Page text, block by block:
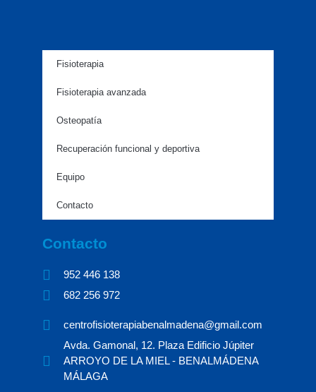
Fisioterapia
Fisioterapia avanzada
Osteopatía
Recuperación funcional y deportiva
Equipo
Contacto
Contacto
952 446 138​ ​
682 256 972 ​
centrofisioterapiabenalmadena@gmail.com
Avda. Gamonal, 12. Plaza Edificio Júpiter
ARROYO DE LA MIEL - BENALMÁDENA
MÁLAGA